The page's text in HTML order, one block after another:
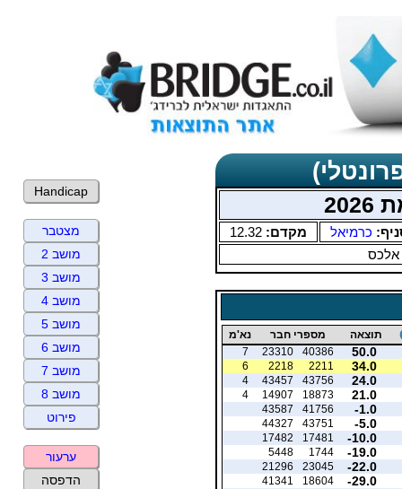
כרמיאל מקדם: 12.32
אלכס
תוצאה מספרי חבר נא'מ
50.0
40386
23310
7
34.0
2211
2218
6
24.0
43756
43457
4
21.0
18873
14907
4
-1.0
41756
43587
-5.0
43751
44327
-10.0
17481
17482
-19.0
1744
5448
-22.0
23045
21296
-29.0
18604
41341
Handicap
מצטבר
מושב 2
מושב 3
מושב 4
מושב 5
מושב 6
מושב 7
מושב 8
פירוט
ערעור
הדפסה